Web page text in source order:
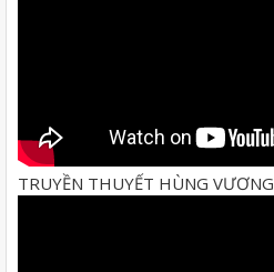
TRUYỀN THUYẾT HÙNG VƯƠNG